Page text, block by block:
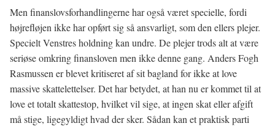
Men finanslovsforhandlingerne har også været specielle, fordi
højrefløjen ikke har opført sig så ansvarligt, som den ellers plejer.
Specielt Venstres holdning kan undre. De plejer trods alt at være
seriøse omkring finansloven men ikke denne gang. Anders Fogh
Rasmussen er blevet kritiseret af sit bagland for ikke at love
massive skattelettelser. Det har betydet, at han nu er kommet til at
love et totalt skattestop, hvilket vil sige, at ingen skat eller afgift
må stige, ligegyldigt hvad der sker. Sådan kan et praktisk parti